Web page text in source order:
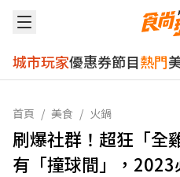
城市玩家優惠券節目熱門
首頁 / 美食 / 火鍋
刷爆社群！超狂「全
有「撞球間」，